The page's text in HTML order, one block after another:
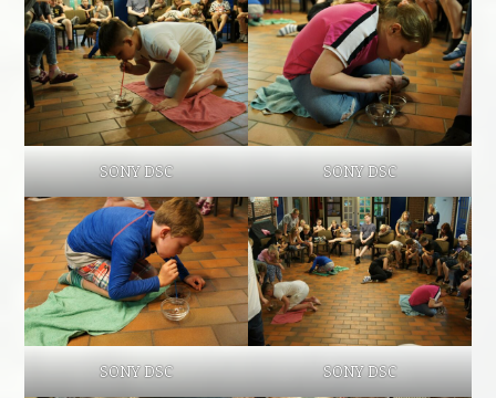
SONY DSC SONY DSC
SONY DSC SONY DSC